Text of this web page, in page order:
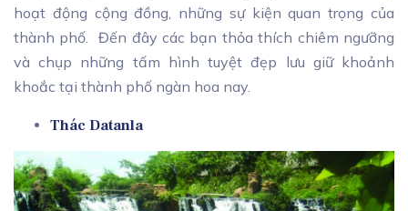
hoạt động cộng đồng, những sự kiện quan trọng của
thành phố. Đến đây các bạn thỏa thích chiêm ngưỡng
và chụp những tấm hình tuyệt đẹp lưu giữ khoảnh
khoắc tại thành phố ngàn hoa nay.
Thác Datanla